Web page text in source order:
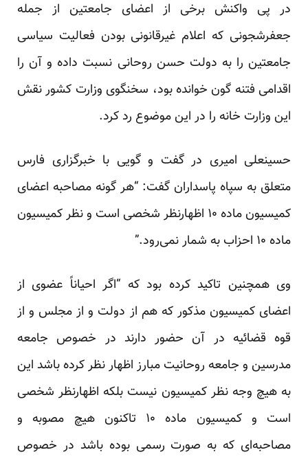
در پی واکنش برخی از اعضای جامعتین از جمله
جعفرشجونی که اعلام غیرقانونی بودن فعالیت سیاسی
جامعتین را به دولت حسن روحانی نسبت داده و آن را
اقدامی فتنه گون خوانده بود، سخنگوی وزارت کشور نقش
این وزارت خانه را در این موضوع رد کرد.
حسینعلی امیری در گفت و گویی با خبرگزاری فارس
متعلق به سپاه پاسداران گفت: “هر گونه مصاحبه اعضای
کمیسیون ماده ۱۰ اظهارنظر شخصی است و نظر کمیسیون
ماده ۱۰ احزاب به شمار نمی‌رود.”
وی همچنین تاکید کرده بود که “اگر احیاناً عضوی از
اعضای کمیسیون مذکور که هم از دولت و از مجلس و از
قوه قضائیه در آن حضور دارند در خصوص جامعه
مدرسین و جامعه روحانیت مبارز اظهار نظر کرده باشد این
به هیچ وجه نظر کمیسیون نیست بلکه اظهارنظر شخصی
است و کمیسیون ماده ۱۰ تاکنون هیچ مصوبه‌ و
مصاحبه‌ای که به صورت رسمی بوده باشد در خصوص